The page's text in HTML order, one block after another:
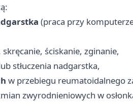
(praca przy
skręcanie, ściskanie, zginanie,
stłuczenia nadgarstka,
w przebiegu reumatoidalnego
zwyrodnieniowych w